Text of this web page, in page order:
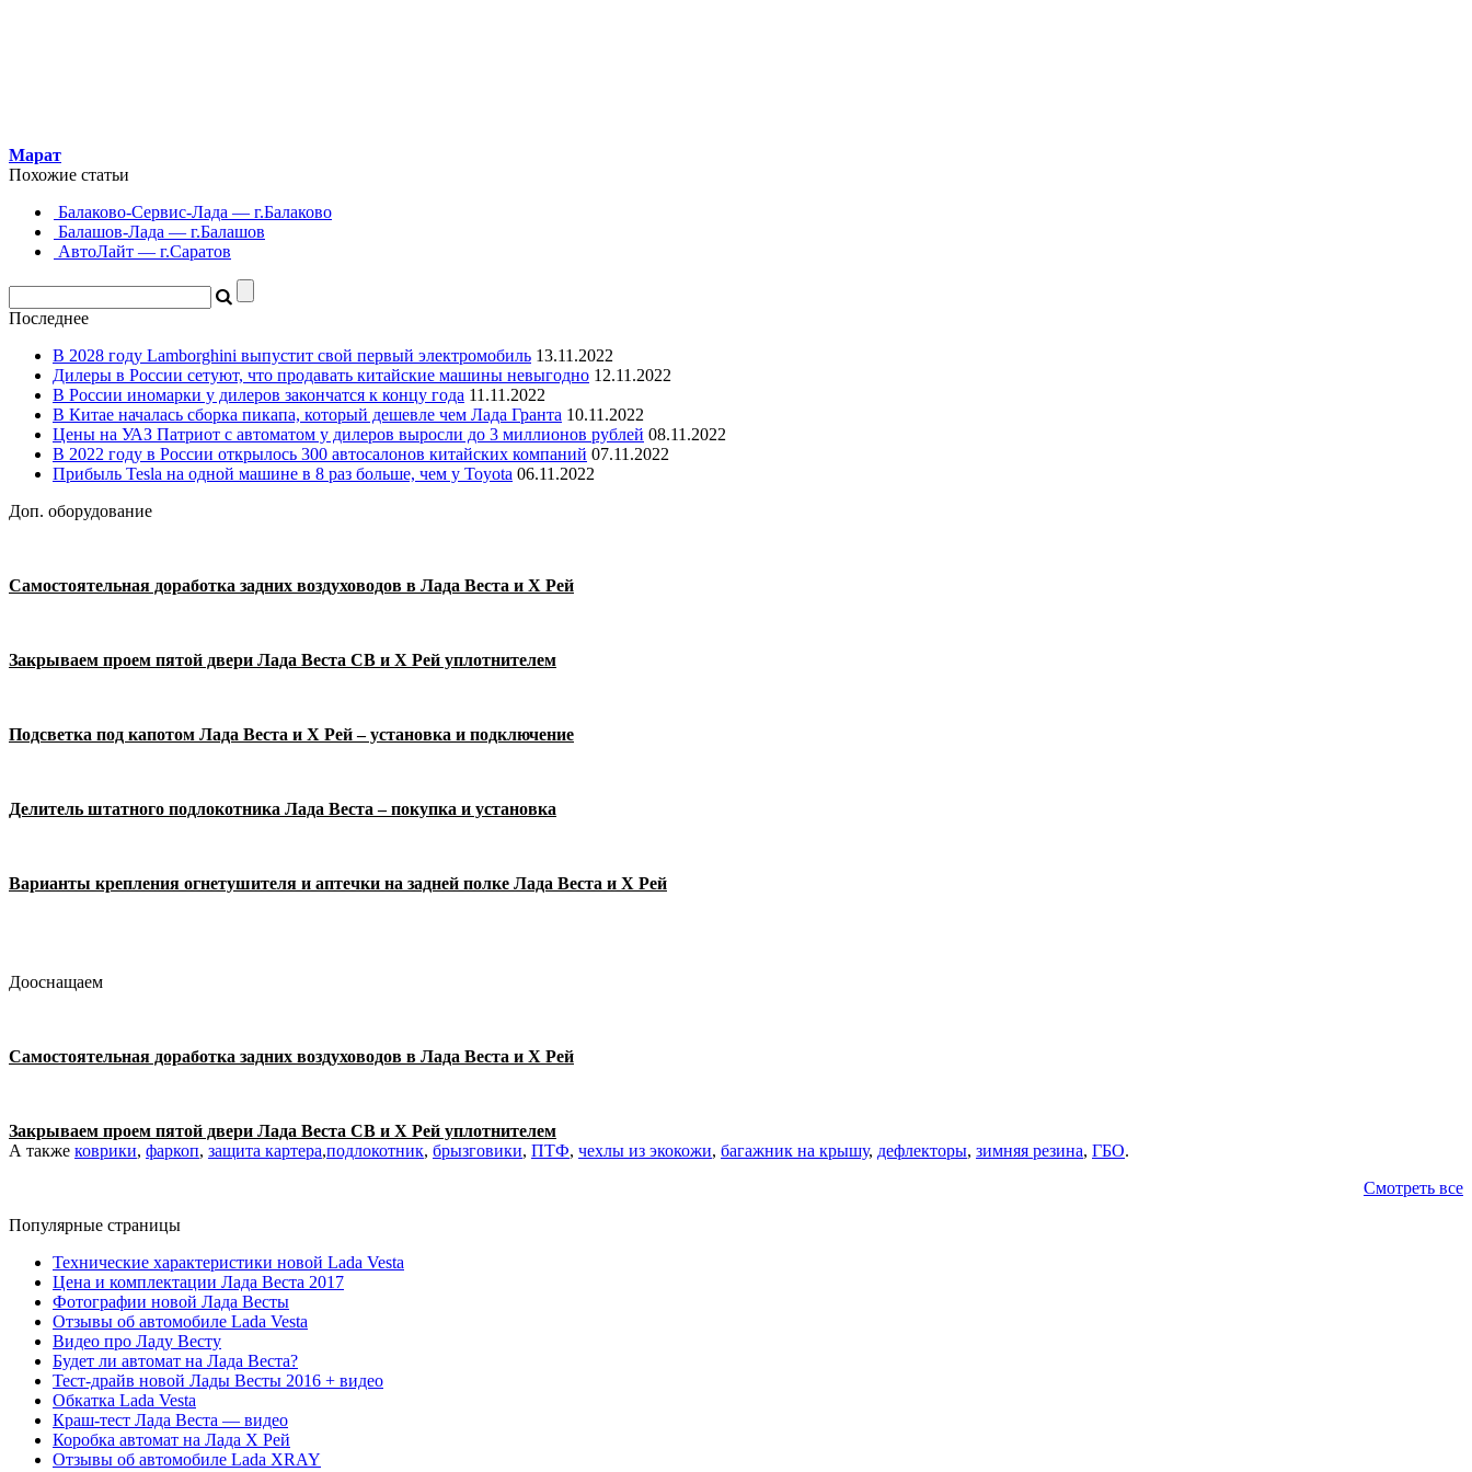
Марат
Похожие статьи
Балаково-Сервис-Лада — г.Балаково
Балашов-Лада — г.Балашов
АвтоЛайт — г.Саратов
Последнее
В 2028 году Lamborghini выпустит свой первый электромобиль 13.11.2022
Дилеры в России сетуют, что продавать китайские машины невыгодно 12.11.2022
В России иномарки у дилеров закончатся к концу года 11.11.2022
В Китае началась сборка пикапа, который дешевле чем Лада Гранта 10.11.2022
Цены на УАЗ Патриот с автоматом у дилеров выросли до 3 миллионов рублей 08.11.2022
В 2022 году в России открылось 300 автосалонов китайских компаний 07.11.2022
Прибыль Tesla на одной машине в 8 раз больше, чем у Toyota 06.11.2022
Доп. оборудование
Самостоятельная доработка задних воздуховодов в Лада Веста и Х Рей
Закрываем проем пятой двери Лада Веста СВ и Х Рей уплотнителем
Подсветка под капотом Лада Веста и Х Рей – установка и подключение
Делитель штатного подлокотника Лада Веста – покупка и установка
Варианты крепления огнетушителя и аптечки на задней полке Лада Веста и Х Рей
Дооснащаем
Самостоятельная доработка задних воздуховодов в Лада Веста и Х Рей
Закрываем проем пятой двери Лада Веста СВ и Х Рей уплотнителем
А также коврики, фаркоп, защита картера,подлокотник, брызговики, ПТФ, чехлы из экокожи, багажник на крышу, дефлекторы, зимняя резина, ГБО.
Смотреть все
Популярные страницы
Технические характеристики новой Lada Vesta
Цена и комплектации Лада Веста 2017
Фотографии новой Лада Весты
Отзывы об автомобиле Lada Vesta
Видео про Ладу Весту
Будет ли автомат на Лада Веста?
Тест-драйв новой Лады Весты 2016 + видео
Обкатка Lada Vesta
Краш-тест Лада Веста — видео
Коробка автомат на Лада Х Рей
Отзывы об автомобиле Lada XRAY